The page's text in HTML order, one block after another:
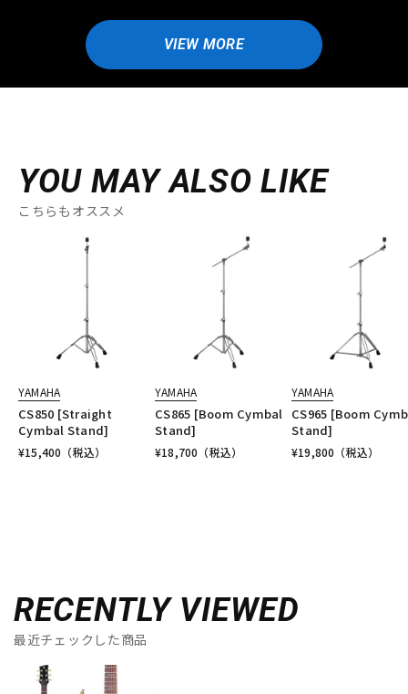
VIEW MORE
YOU MAY ALSO LIKE
こちらもオススメ
YAMAHA
CS850 [Straight
Cymbal Stand]
¥15,400 （税込）
YAMAHA
CS865 [Boom Cymbal
Stand]
¥18,700 （税込）
YAMAHA
CS965 [Boom
Stand]
¥19,800 （税込）
RECENTLY VIEWED
最近チェックした商品